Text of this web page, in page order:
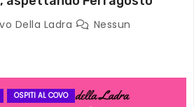
Della Ladra
Nessun
OSPITI AL COVO